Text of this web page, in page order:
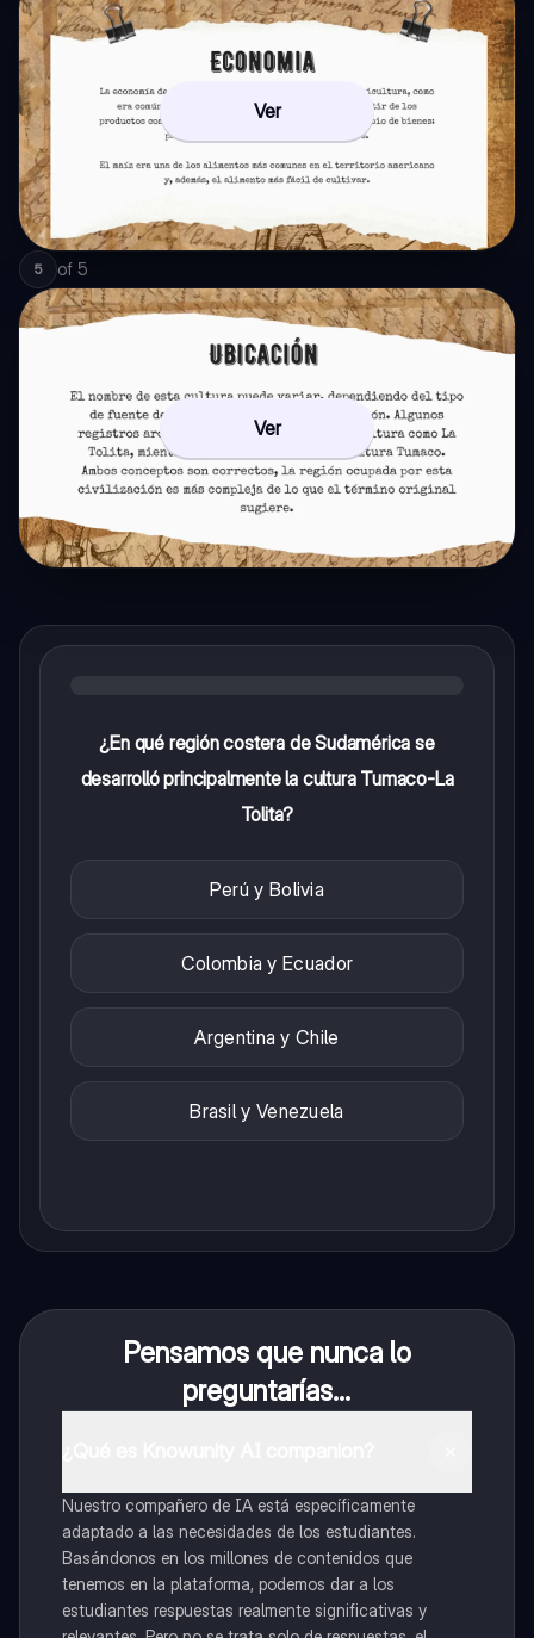
Ver
5 of 5
Ver
¿En qué región costera de Sudamérica se
desarrolló principalmente la cultura Tumaco-La
Tolita?
Perú y Bolivia
Colombia y Ecuador
Argentina y Chile
Brasil y Venezuela
Pensamos que nunca lo
preguntarías...
Nuestro compañero de IA está específicamente
adaptado a las necesidades de los estudiantes.
Basándonos en los millones de contenidos que
tenemos en la plataforma, podemos dar a los
estudiantes respuestas realmente significativas y